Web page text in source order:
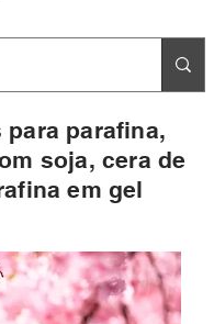
para parafina,
soja, cera de
em gel